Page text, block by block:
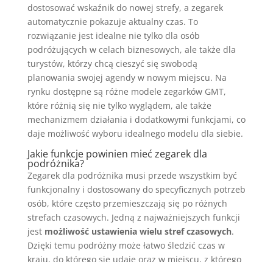
dostosować wskaźnik do nowej strefy, a zegarek
automatycznie pokazuje aktualny czas. To
rozwiązanie jest idealne nie tylko dla osób
podróżujących w celach biznesowych, ale także dla
turystów, którzy chcą cieszyć się swobodą
planowania swojej agendy w nowym miejscu. Na
rynku dostępne są różne modele zegarków GMT,
które różnią się nie tylko wyglądem, ale także
mechanizmem działania i dodatkowymi funkcjami, co
daje możliwość wyboru idealnego modelu dla siebie.
Jakie funkcje powinien mieć zegarek dla
podróżnika?
Zegarek dla podróżnika musi przede wszystkim być
funkcjonalny i dostosowany do specyficznych potrzeb
osób, które często przemieszczają się po różnych
strefach czasowych. Jedną z najważniejszych funkcji
jest możliwość ustawienia wielu stref czasowych.
Dzięki temu podróżny może łatwo śledzić czas w
kraju, do którego się udaje oraz w miejscu, z którego